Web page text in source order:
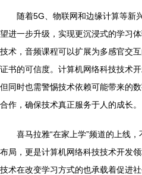
随着5G、物联网和边缘计算等新
望进一步升级，实现更沉浸式的学习
技术，音频课程可以扩展为多感官交
证书的可信度。计算机网络科技技术
但同时也需警惕技术依赖可能带来的
合作，确保技术真正服务于人的成长。
喜马拉雅“在家上学”频道的上线
布局，更是计算机网络科技技术开发
技术在改变学习方式的也承载着促进